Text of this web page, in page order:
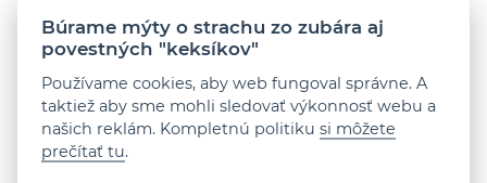
stanovená.
Organizátor si vyhradzuje právo kedykoľvek
pozmeniť pravidlá súťaže, či súťaž úplne zrušiť bez
udania dôvodu a stanovenia náhrady.
Súťaž nie je žiadnym spôsobom sponzorovaná,
Búrame mýty o strachu zo zubára aj
povestných "keksíkov"
Používame cookies, aby web fungoval správne. A
taktiež aby sme mohli sledovať výkonnosť webu a
našich reklám. Kompletnú politikusi môžete
prečítať tu.